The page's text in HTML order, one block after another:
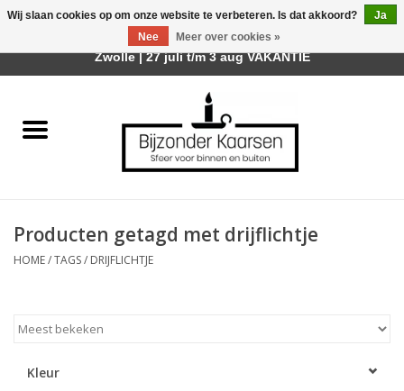
Räder Design Stories
Geurkaarsen
Producten getagd met drijflichtje
HOME/TAGS/ DRIJFLICHTJE
Kleur
Wij slaan cookies op om onze website te verbeteren. Is dat akkoord?
Ja
Nee
Meer over cookies »
Afhalen is mogelijk bij mijn winkel Trotz | Belvederelaan 107
Zwolle | 27 juli t/m 3 aug VAKANTIE